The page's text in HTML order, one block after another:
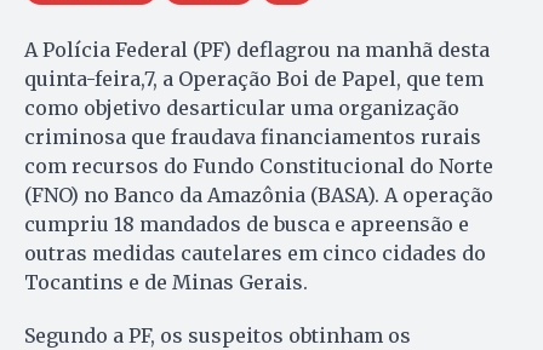
A Polícia Federal (PF) deflagrou na manhã desta
quinta-feira,7, a Operação Boi de Papel, que tem
como objetivo desarticular uma organização
criminosa que fraudava financiamentos rurais
com recursos do Fundo Constitucional do Norte
(FNO) no Banco da Amazônia (BASA). A operação
cumpriu 18 mandados de busca e apreensão e
outras medidas cautelares em cinco cidades do
Tocantins e de Minas Gerais.
Segundo a PF, os suspeitos obtinham os